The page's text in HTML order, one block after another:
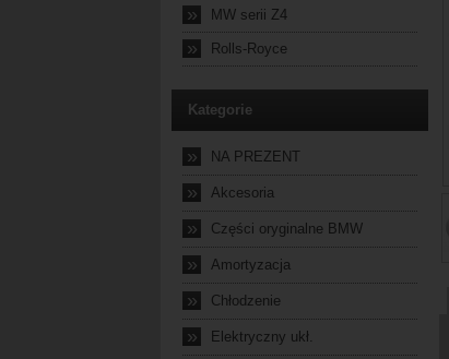
» MW serii Z4
» Rolls-Royce
Kategorie
» NA PREZENT
» Akcesoria
» Części oryginalne BMW
» Amortyzacja
» Chłodzenie
» Elektryczny ukł.